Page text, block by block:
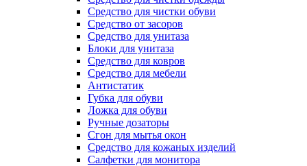
Средство для чистки обуви
Средство от засоров
Средство для унитаза
Блоки для унитаза
Средство для ковров
Средство для мебели
Антистатик
Губка для обуви
Ложка для обуви
Ручные дозаторы
Сгон для мытья окон
Средство для кожаных изделий
Салфетки для монитора